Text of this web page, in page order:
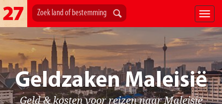
Geldzaken Maleisië
Geld & kosten voor reizen naar Maleisië